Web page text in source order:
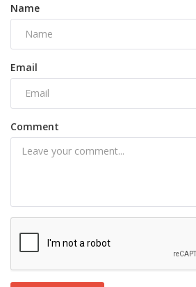
Name
Email
Comment